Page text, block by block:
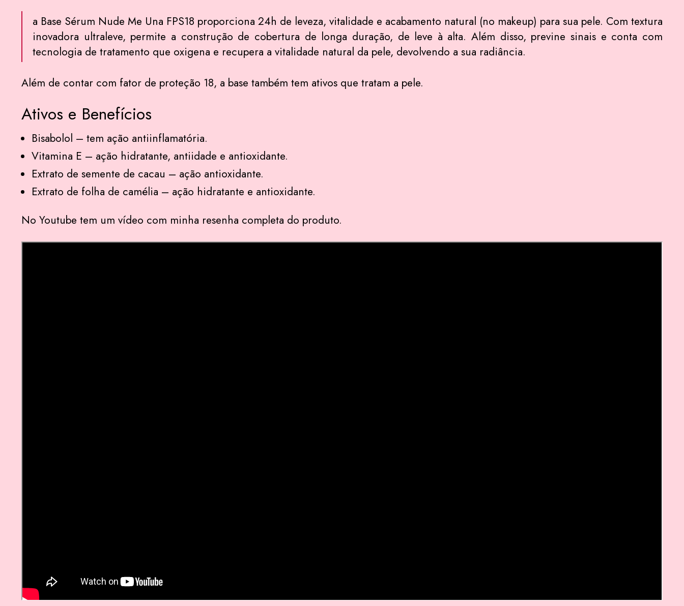
a Base Sérum Nude Me Una FPS18 proporciona 24h de leveza, vitalidade e acabamento natural (no makeup) para sua pele. Com textura
inovadora ultraleve, permite a construção de cobertura de longa duração, de leve à alta. Além disso, previne sinais e conta com
tecnologia de tratamento que oxigena e recupera a vitalidade natural da pele, devolvendo a sua radiância.
Além de contar com fator de proteção 18, a base também tem ativos que tratam a pele.
Ativos e Benefícios
Bisabolol – tem ação antiinflamatória.
Vitamina E – ação hidratante, antiidade e antioxidante.
Extrato de semente de cacau – ação antioxidante.
Extrato de folha de camélia – ação hidratante e antioxidante.
No Youtube tem um vídeo com minha resenha completa do produto.